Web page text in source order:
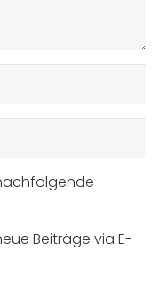
Beiträge via E-